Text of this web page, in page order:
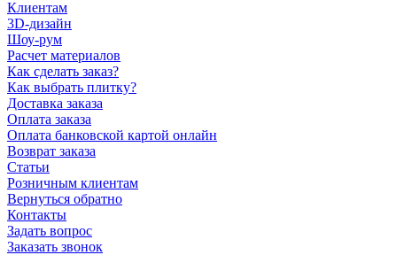
Клиентам
3D-дизайн
Шоу-рум
Расчет материалов
Как сделать заказ?
Как выбрать плитку?
Доставка заказа
Оплата заказа
Оплата банковской картой онлайн
Возврат заказа
Статьи
Розничным клиентам
Вернуться обратно
Контакты
Задать вопрос
Заказать звонок